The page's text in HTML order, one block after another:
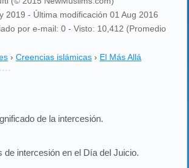
2019 - Última modificación 01 Aug 2016
por e-mail: 0 - Visto: 10,412 (Promedio
› Creencias islámicas › El Más Allá
de la intercesión.
de intercesión en el Día del Juicio.